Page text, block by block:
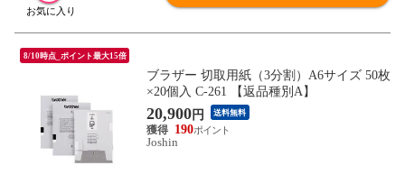
8/10時点_ポイント最大15倍
ブラザー 切取用紙（3分割）A6サイズ 50枚
×20個入 C-261 【返品種別A】
20,900円 送料無料
190
Joshin